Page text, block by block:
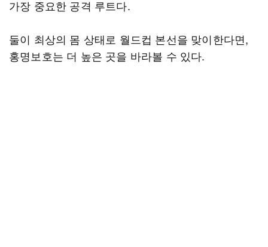
가장 중요한 공격 루트다.
둘이 최상의 몸 상태로 월드컵 본선을 맞이한다면,
홍명보호는 더 높은 곳을 바라볼 수 있다.